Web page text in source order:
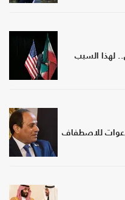
لهذا السبب
للاصطفاف